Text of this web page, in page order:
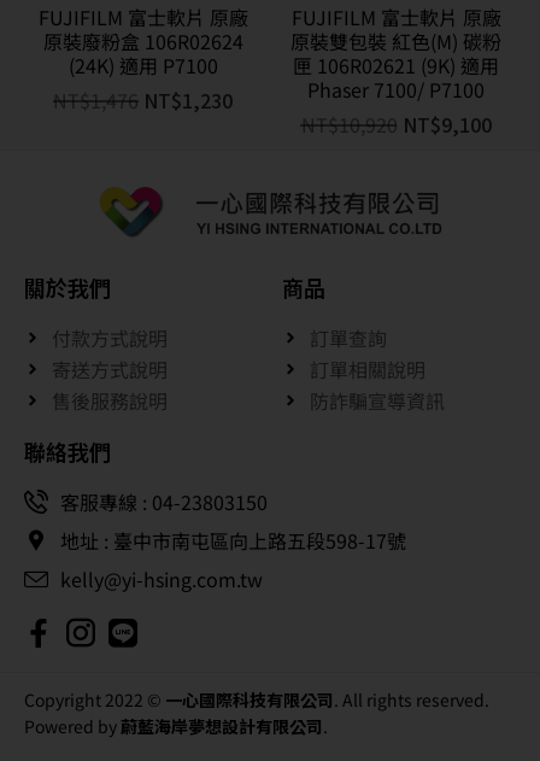
FUJIFILM 富士軟片 原廠
原裝廢粉盒 106R02624
(24K) 適用 P7100
NT$1,476 NT$1,230
FUJIFILM 富士軟片 原廠
原裝雙包裝 紅色(M) 碳粉
匣 106R02621 (9K) 適用
Phaser 7100/ P7100
NT$10,920 NT$9,100
關於我們
付款方式說明
寄送方式說明
售後服務說明
商品
訂單查詢
訂單相關說明
防詐騙宣導資訊
聯絡我們
客服專線 : 04-23803150
地址 : 臺中市南屯區向上路五段598-17號
kelly@yi-hsing.com.tw
Copyright 2022 © 一心國際科技有限公司. All rights reserved.
Powered by 蔚藍海岸夢想設計有限公司.